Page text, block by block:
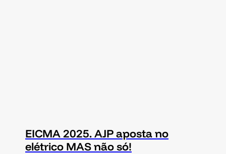
EICMA 2025. AJP aposta no
elétrico MAS não só!